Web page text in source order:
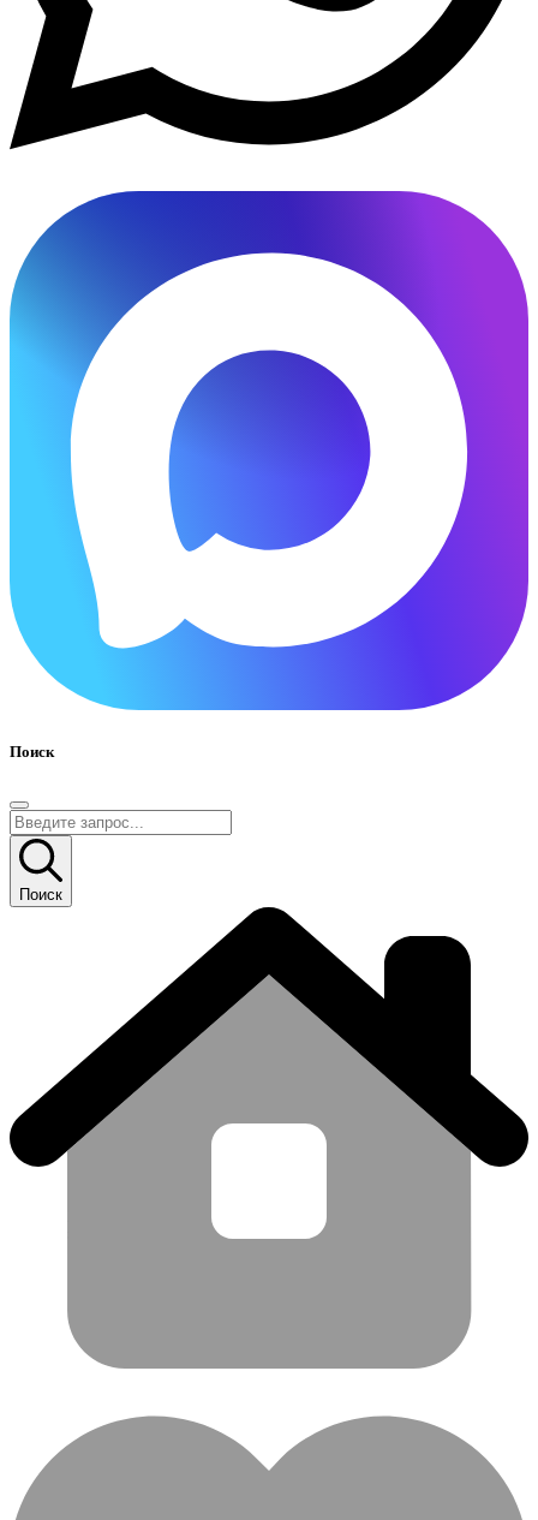
Поиск
Поиск